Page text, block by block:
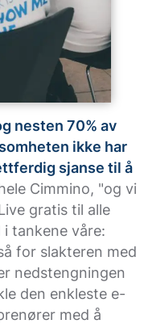
nesten 70% av
ikke har
sjanse til å
Cimmino, "og vi
gratis til alle
tankene våre:
for slakteren med
nedstengningen
den enkleste e-
med å